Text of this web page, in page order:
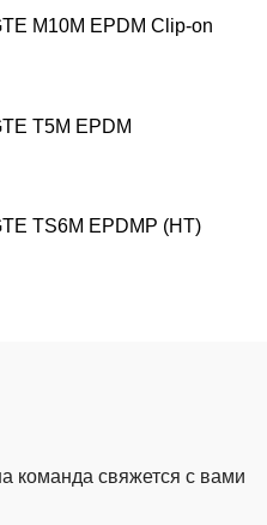
M10M EPDM Clip-on
T5M EPDM
TS6M EPDMP (HT)
команда свяжется с вами